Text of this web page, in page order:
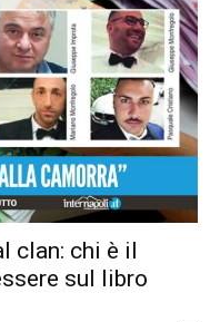
clan: chi è il
sul libro